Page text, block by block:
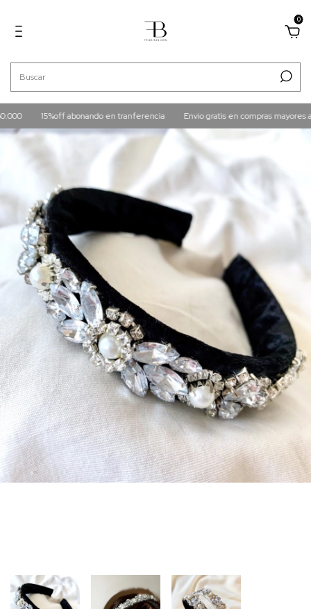
0
15%off abonando en tranferencia Envio gratis en compras mayores a